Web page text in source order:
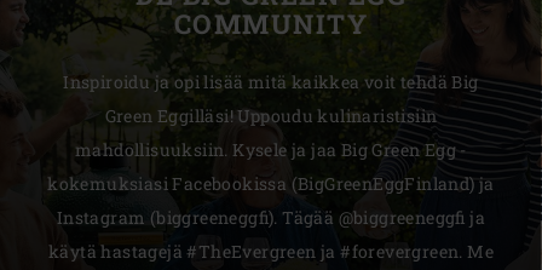
COMMUNITY
Inspiroidu ja opi lisää mitä kaikkea voit tehdä Big
Green Eggilläsi! Uppoudu kulinaristisiin
mahdollisuuksiin. Kysele ja jaa Big Green Egg -
kokemuksiasi Facebookissa (BigGreenEggFinland) ja
Instagram (biggreeneggfi). Tägää @biggreeneggfi ja
käytä hastagejä #TheEvergreen ja #forevergreen. Me